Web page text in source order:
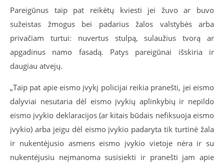
Pareigūnus taip pat reikėtų kviesti jei žuvo ar buvo
sužeistas žmogus bei padarius žalos valstybės arba
privačiam turtui: nuvertus stulpą, sulaužius tvorą ar
apgadinus namo fasadą. Patys pareigūnai išskiria ir
daugiau atvejų.
„Taip pat apie eismo įvykį policijai reikia pranešti, jei eismo
dalyviai nesutaria dėl eismo įvykių aplinkybių ir nepildo
eismo įvykio deklaracijos (ar kitais būdais nefiksuoja eismo
įvykio) arba jeigu dėl eismo įvykio padaryta tik turtinė žala
ir nukentėjusio asmens eismo įvykio vietoje nėra ir su
nukentėjusiu neįmanoma susisiekti ir pranešti jam apie